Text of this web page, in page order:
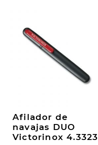
Afilador de
navajas DUO
Victorinox 4.3323